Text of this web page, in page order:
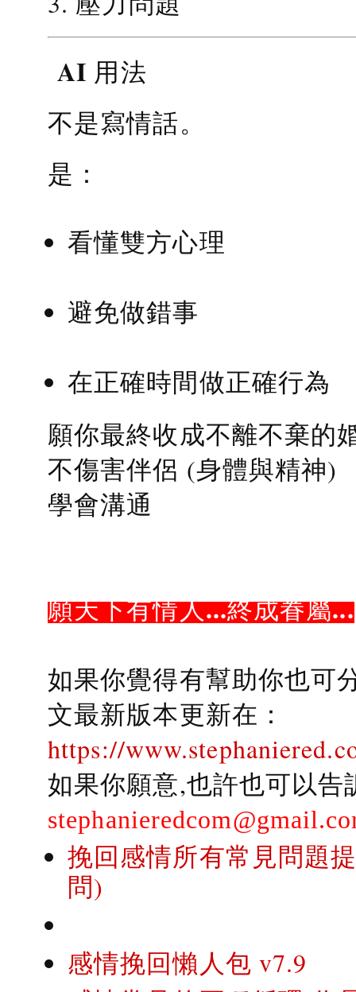
AI 用法
不是寫情話。
是：
看懂雙方心理
避免做錯事
在正確時間做正確行為
願你最終收成不離不棄的
不傷害伴侶 (身體與精神)
學會溝通
願天下有情人...終成眷屬...
如果你覺得有幫助你也可
文最新版本更新在：
https://
如果你願意,也許也可以
挽回感情所有常見問題
問)
感情挽回懶人包 v7.9